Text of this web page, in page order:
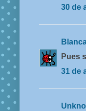
30 de
Pues
31 de